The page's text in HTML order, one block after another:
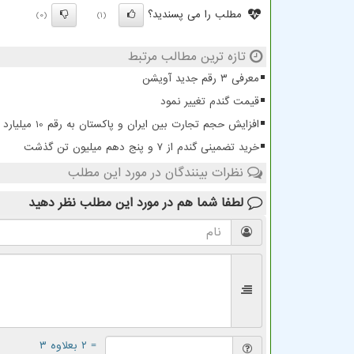
مطلب را می پسندید؟ (1)
(0)
تازه ترین مطالب مرتبط
معرفی ۳ رقم جدید آویشن
قیمت گندم تغییر نمود
افزایش حجم تجارت بین ایران و پاکستان به رقم 10 میلیارد دلار
خرید تضمینی گندم از ۷ و پنج دهم میلیون تن گذشت
نظرات بینندگان در مورد این مطلب
لطفا شما هم در مورد این مطلب نظر دهید
= ۲ بعلاوه ۳